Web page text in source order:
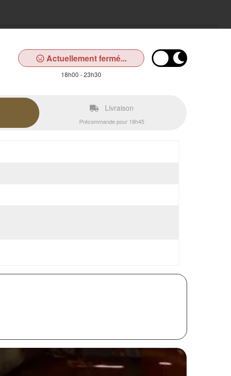
Actuellement fermé...
18h00 - 23h30
Livraison
Précommande pour 18h45